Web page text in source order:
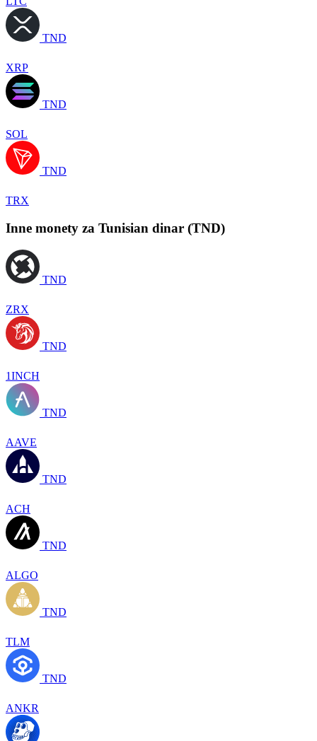
TND
XRP
TND
SOL
TND
TRX
Inne monety za Tunisian dinar (TND)
TND
ZRX
TND
1INCH
TND
AAVE
TND
ACH
TND
ALGO
TND
TLM
TND
ANKR